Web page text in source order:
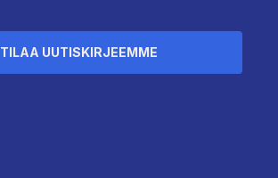
TILAA UUTISKIRJEEMME